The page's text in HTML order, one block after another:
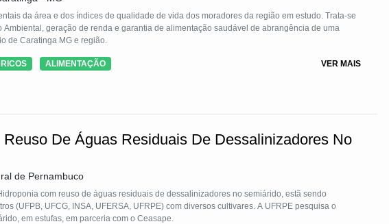
da área e dos índices de qualidade de vida dos moradores da região em estudo. Trata-se
Ambiental, geração de renda e garantia de alimentação saudável de abrangência de uma
de Caratinga MG e região.
ALIMENTAÇÃO VER MAIS
De Águas Residuais De Dessalinizadores No
de Pernambuco
com reuso de águas residuais de dessalinizadores no semiárido, estã sendo
(UFPB, UFCG, INSA, UFERSA, UFRPE) com diversos cultivares. A UFRPE pesquisa o
em estufas, em parceria com o Ceasape.